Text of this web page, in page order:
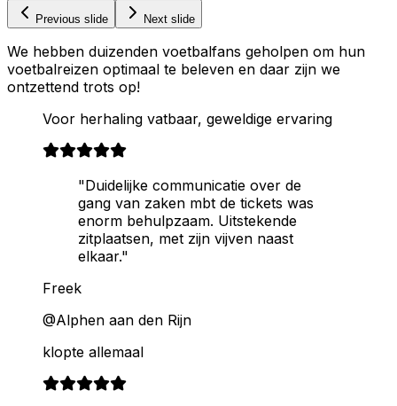
Previous slide Next slide
We hebben duizenden voetbalfans geholpen om hun
voetbalreizen optimaal te beleven en daar zijn we
ontzettend trots op!
Voor herhaling vatbaar, geweldige ervaring
"Duidelijke communicatie over de
gang van zaken mbt de tickets was
enorm behulpzaam. Uitstekende
zitplaatsen, met zijn vijven naast
elkaar."
Freek
@Alphen aan den Rijn
klopte allemaal